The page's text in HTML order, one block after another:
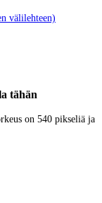
välilehteen)
tähän
on 540 pikseliä ja